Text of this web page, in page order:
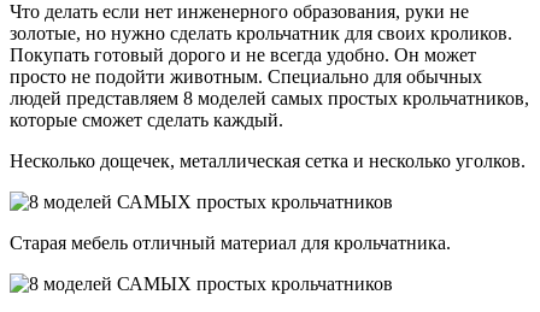
Что делать если нет инженерного образования, руки не
золотые, но нужно сделать крольчатник для своих кроликов.
Покупать готовый дорого и не всегда удобно. Он может
просто не подойти животным. Специально для обычных
людей представляем 8 моделей самых простых крольчатников,
которые сможет сделать каждый.
Несколько дощечек, металлическая сетка и несколько уголков.
Старая мебель отличный материал для крольчатника.